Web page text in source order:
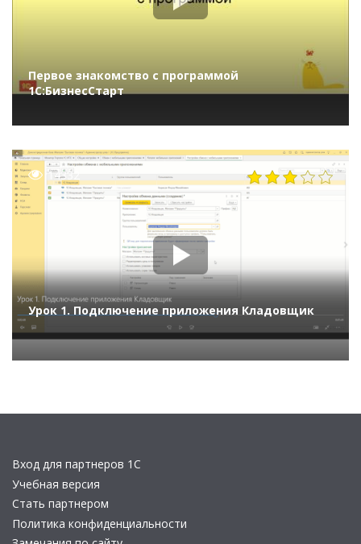
Первое знакомство с программой
1С:БизнесСтарт
14332
Урок 1. Подключение приложения Кладовщик
Вход для партнеров 1С
Учебная версия
Стать партнером
Политика конфиденциальности